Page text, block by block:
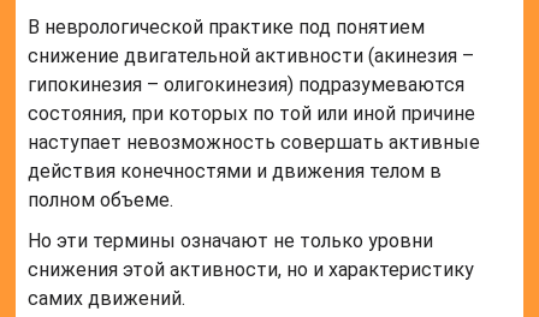
В неврологической практике под понятием
снижение двигательной активности (акинезия –
гипокинезия – олигокинезия) подразумеваются
состояния, при которых по той или иной причине
наступает невозможность совершать активные
действия конечностями и движения телом в
полном объеме.
Но эти термины означают не только уровни
снижения этой активности, но и характеристику
самих движений.